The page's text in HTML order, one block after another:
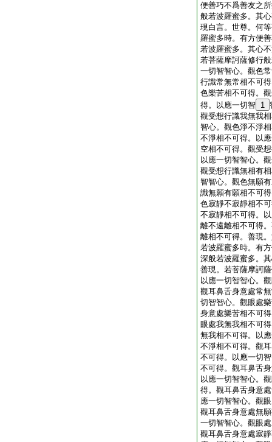
便善巧不爲善友之
般若波羅蜜多。其
現白言。世尊。何
羅蜜多時。有方便
若波羅蜜多。其心
若菩薩摩訶薩修行
一切智智心。觀色
行識常無常相不可
色樂苦相不可得。
得。以應一切智 1
觀受想行識我無我
智心。觀色淨不淨
不淨相不可得。以
空相不可得。觀受
以應一切智智心。
觀受想行識無相有
智智心。觀色無願
識無願有願相不可
色寂靜不寂靜相不
不寂靜相不可得。
離不遠離相不可得
離相不可得。善現
若波羅蜜多時。有
深般若波羅蜜多。
善現。若菩薩摩訶
以應一切智智心。
觀耳鼻舌身意處常
切智智心。觀眼處
身意處樂苦相不可
眼處我無我相不可
無我相不可得。以
不淨相不可得。觀
不可得。以應一切
不可得。觀耳鼻舌
以應一切智智心。
得。觀耳鼻舌身意
應一切智智心。觀
觀耳鼻舌身意處無
一切智智心。觀眼
觀耳鼻舌身意處寂